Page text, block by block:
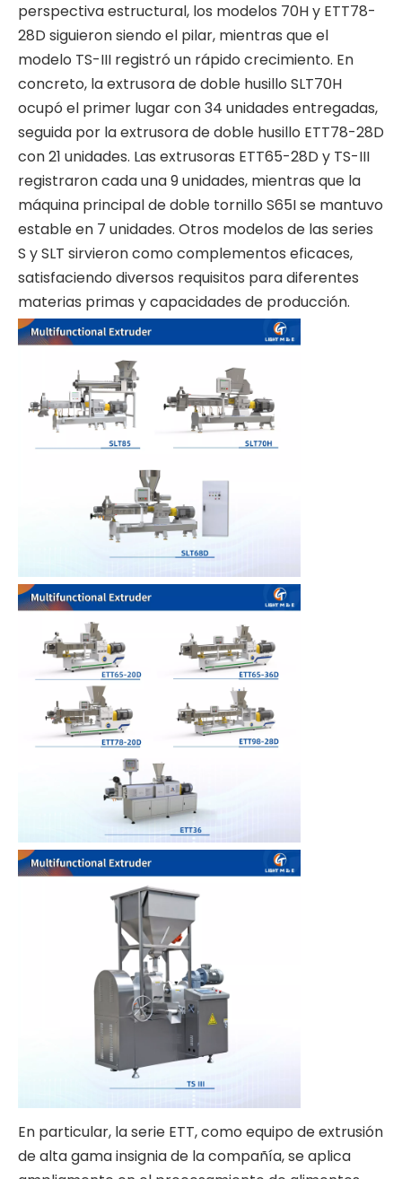
perspectiva estructural, los modelos 70H y ETT78-
28D siguieron siendo el pilar, mientras que el
modelo TS-III registró un rápido crecimiento. En
concreto, la extrusora de doble husillo SLT70H
ocupó el primer lugar con 34 unidades entregadas,
seguida por la extrusora de doble husillo ETT78-28D
con 21 unidades. Las extrusoras ETT65-28D y TS-III
registraron cada una 9 unidades, mientras que la
máquina principal de doble tornillo S65I se mantuvo
estable en 7 unidades. Otros modelos de las series
S y SLT sirvieron como complementos eficaces,
satisfaciendo diversos requisitos para diferentes
materias primas y capacidades de producción.
En particular, la serie ETT, como equipo de extrusión
de alta gama insignia de la compañía, se aplica